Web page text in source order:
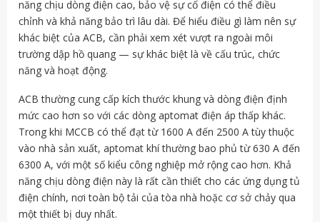
năng chịu dòng điện cao, bảo vệ sự cố điện có thể điều
chỉnh và khả năng bảo trì lâu dài. Để hiểu điều gì làm nên sự
khác biệt của ACB, cần phải xem xét vượt ra ngoài môi
trường dập hồ quang — sự khác biệt là về cấu trúc, chức
năng và hoạt động.
ACB thường cung cấp kích thước khung và dòng điện định
mức cao hơn so với các dòng aptomat điện áp thấp khác.
Trong khi MCCB có thể đạt từ 1600 A đến 2500 A tùy thuộc
vào nhà sản xuất, aptomat khí thường bao phủ từ 630 A đến
6300 A, với một số kiểu công nghiệp mở rộng cao hơn. Khả
năng chịu dòng điện này là rất cần thiết cho các ứng dụng tủ
điện chính, nơi toàn bộ tải của tòa nhà hoặc cơ sở chảy qua
một thiết bị duy nhất.